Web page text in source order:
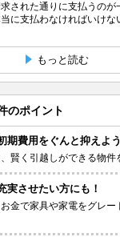
された通りに支払うのが
に支払わなければいけな
もっと読む
のポイント
期費用をぐんと抑えよう
賢く引越しができる物件
実させたい方にも！
金で家具や家電をグレー